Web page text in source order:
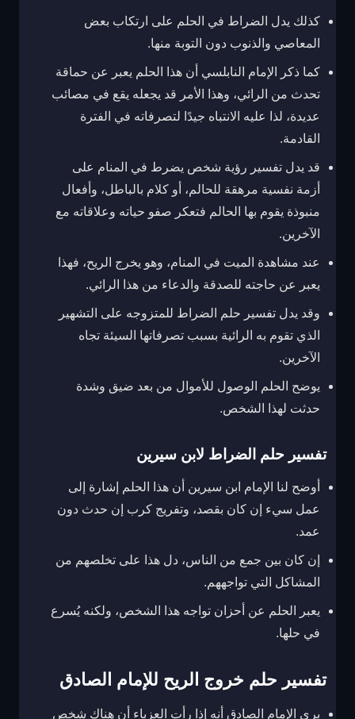
كذلك يدل الضراط في الحلم على ارتكاب بعض
المعاصي والذنوب دون التوبة منها.
كما ذكر الإمام النابلسي أن هذا الحلم يعبر عن حماقة
تحدث من الرائي، وهذا الأمر قد يجعله يقع في مصائب
عديدة، لذا عليه الانتباه جيدًا لتصرفاته في الفترة
القادمة.
قد يدل تفسير رؤية شخص يضرط في المنام على
أزمة نفسية مرهقة للحالم، أو كلام بالباطل، وأفعال
منبوذة يقوم بها الحالم فتعكر صفو حياته وعلاقاته مع
الآخرين.
عند مشاهدة الميت في المنام، وهو يخرج الريح، فهذا
يعبر عن حاجته للصدقة والدعاء من هذا
الرائي.
وقد يدل تفسير حلم الضراط للمتزوجه على التشهير
الذي تقوم به الرائية بسبب تصرفاتها السيئة تجاه
الآخرين.
يوضح الحلم الوصول للأموال من بعد ضيق وشدة
حدثت لهذا الشخص.
تفسير حلم الضراط لابن سيرين
أوضح لنا الإمام ابن سيرين أن هذا الحلم إشارة إلى
عمل سيء إن كان بقصد، وتفريج كرب إن حدث دون
عمد.
إن كان بين جمع من الناس، دل هذا على تخلصهم من
المشاكل التي تواجههم.
يعبر الحلم عن أحزان تواجه هذا الشخص، ولكنه يُسرع
في حلها.
تفسير حلم خروج الريح للإمام الصادق
يرى الإمام الصادق أنه إذا رأت العزباء أن هناك شخص